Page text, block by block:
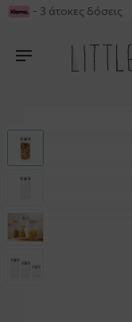
ΓΙΑ ΑΓΟΡΕΣ
- 3 άτοκες δόσεις